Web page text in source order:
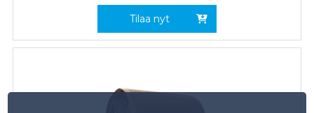
Tilaa nyt